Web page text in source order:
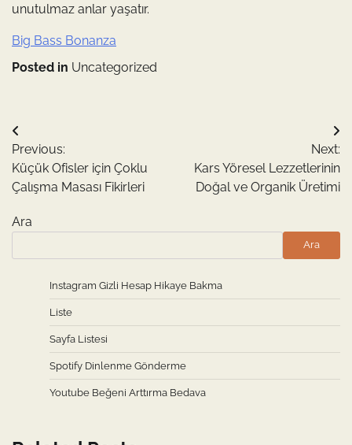
unutulmaz anlar yaşatır.
Big Bass Bonanza
Posted in Uncategorized
Yazı
gezinmesi
Previous:
Küçük Ofisler için Çoklu
Çalışma Masası Fikirleri
Next:
Kars Yöresel Lezzetlerinin
Doğal ve Organik Üretimi
Ara
Ara
Instagram Gizli Hesap Hikaye Bakma
Liste
Sayfa Listesi
Spotify Dinlenme Gönderme
Youtube Beğeni Arttırma Bedava